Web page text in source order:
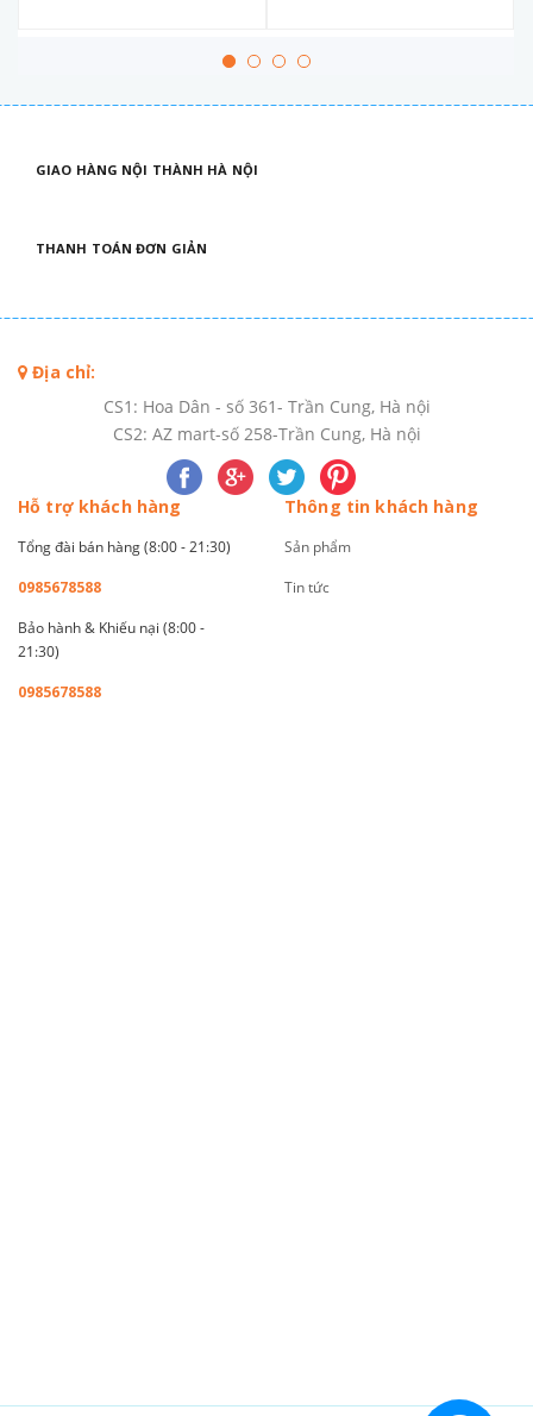
GIAO HÀNG NỘI THÀNH HÀ NỘI
THANH TOÁN ĐƠN GIẢN
Địa chỉ:
CS1: Hoa Dân - số 361- Trần Cung, Hà nội
CS2: AZ mart-số 258-Trần Cung, Hà nội
Hỗ trợ khách hàng
Tổng đài bán hàng (8:00 - 21:30)
0985678588
Bảo hành & Khiếu nại (8:00 -
21:30)
0985678588
Thông tin khách hàng
Sản phẩm
Tin tức